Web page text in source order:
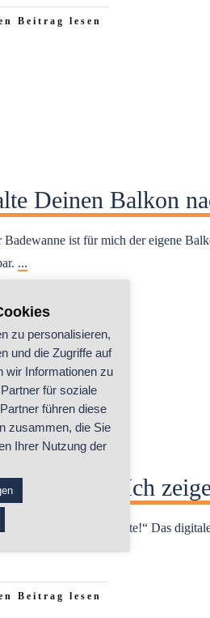
Beitrag lesen
Deinen Balkon
Badewanne ist für mich der eigene
...
Beitrag lesen
lernen? Ich
einfach mehr als Worte!“ Das
Beitrag lesen
zu personalisieren,
und die Zugriffe auf
wir Informationen zu
für soziale
führen diese
zusammen, die Sie
Ihrer Nutzung der